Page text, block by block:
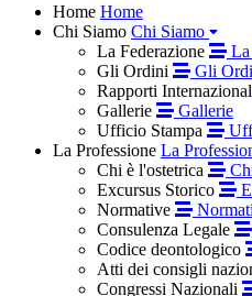
Home Home
Chi Siamo Chi Siamo
La Federazione
La
Gli Ordini
Gli
Rapporti
Gallerie
Gallerie
Ufficio Stampa
La Professione La
Chi è l'ostetrica
Excursus Storico
Normative
Consulenza Legale
Codice deontologico
Atti dei consigli
Congressi Nazionali